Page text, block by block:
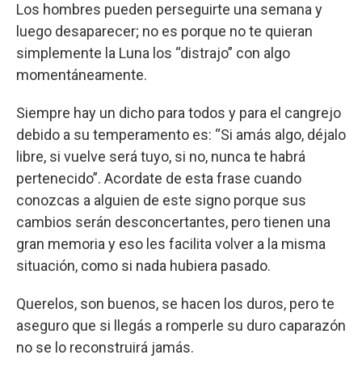
Los hombres pueden perseguirte una semana y
luego desaparecer; no es porque no te quieran
simplemente la Luna los “distrajo” con algo
momentáneamente.
Siempre hay un dicho para todos y para el cangrejo
debido a su temperamento es: “Si amás algo, déjalo
libre, si vuelve será tuyo, si no, nunca te habrá
pertenecido”. Acordate de esta frase cuando
conozcas a alguien de este signo porque sus
cambios serán desconcertantes, pero tienen una
gran memoria y eso les facilita volver a la misma
situación, como si nada hubiera pasado.
Querelos, son buenos, se hacen los duros, pero te
aseguro que si llegás a romperle su duro caparazón
no se lo reconstruirá jamás.